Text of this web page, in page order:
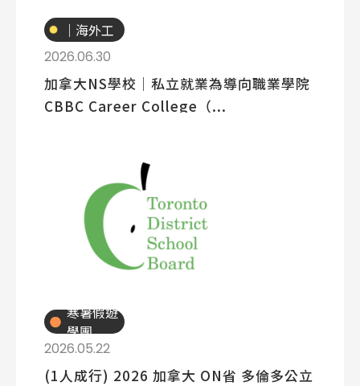
｜海外工
讀
2026.06.30
加拿大NS學校│私立就業為導向職業學院
CBBC Career College（...
寒暑假遊
學團
2026.05.22
(1人成行) 2026 加拿大 ON省 多倫多公立